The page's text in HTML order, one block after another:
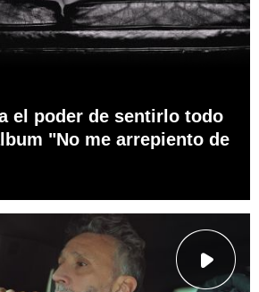
el poder de sentirlo todo
"No me arrepiento de